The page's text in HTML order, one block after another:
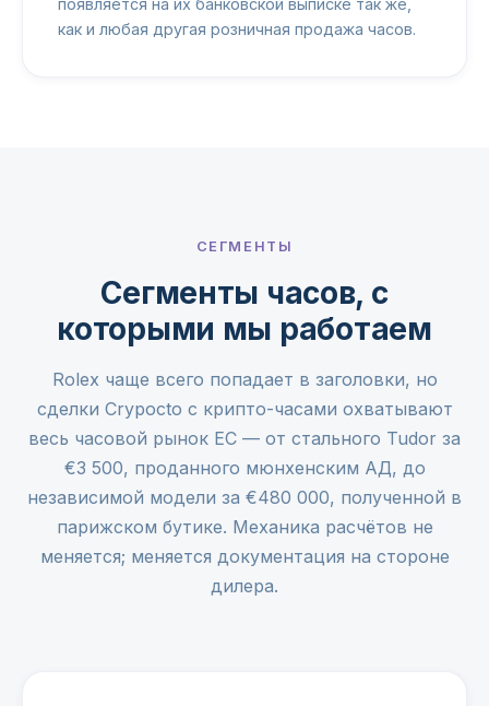
появляется на их банковской выписке так же,
как и любая другая розничная продажа часов.
СЕГМЕНТЫ
Сегменты часов, с
которыми мы работаем
Rolex чаще всего попадает в заголовки, но
сделки Crypocto с крипто-часами охватывают
весь часовой рынок ЕС — от стального Tudor за
€3 500, проданного мюнхенским АД, до
независимой модели за €480 000, полученной в
парижском бутике. Механика расчётов не
меняется; меняется документация на стороне
дилера.